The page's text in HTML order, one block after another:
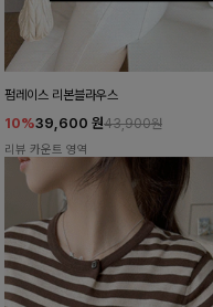
펌레이스 리본블라우스
10%39,600 원43,900원
리뷰 카운트 영역